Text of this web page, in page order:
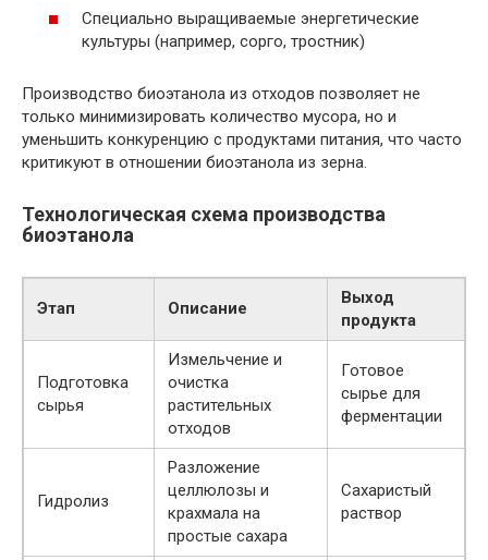
Специально выращиваемые энергетические
культуры (например, сорго, тростник)
Производство биоэтанола из отходов позволяет не
только минимизировать количество мусора, но и
уменьшить конкуренцию с продуктами питания, что часто
критикуют в отношении биоэтанола из зерна.
Технологическая схема производства
биоэтанола
Этап Описание
Выход
продукта
Подготовка
сырья
Измельчение и
очистка
растительных
отходов
Готовое
сырье для
ферментации
Гидролиз
Разложение
целлюлозы и
крахмала на
простые сахара
Сахаристый
раствор